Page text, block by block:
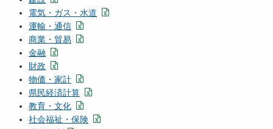
電気・ガス・水道
運輸・通信
商業・貿易
金融
財政
物価・家計
県民経済計算
教育・文化
社会福祉・保険